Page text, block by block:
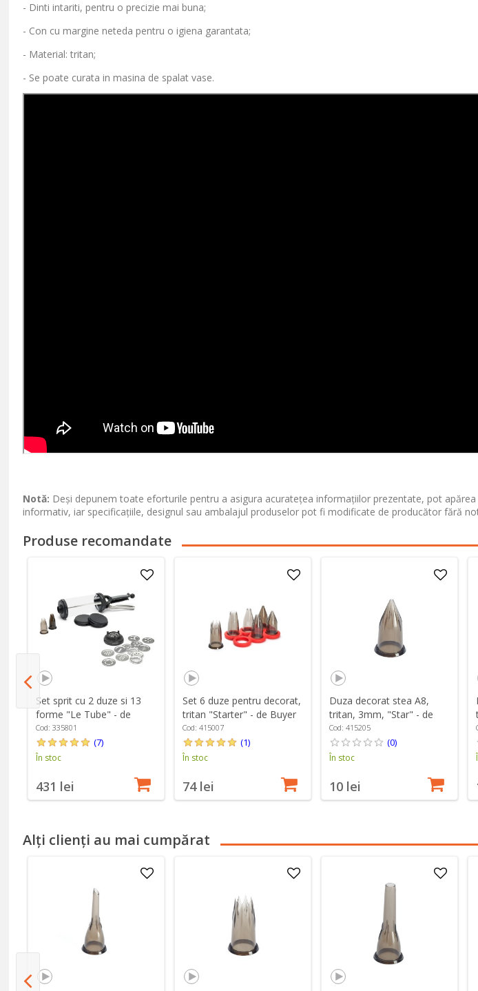
- Dinti intariti, pentru o precizie mai buna;
- Con cu margine neteda pentru o igiena garantata;
- Material: tritan;
- Se poate curata in masina de spalat vase.
Notă: Deși depunem toate eforturile pentru a asigura acuratețea informațiilor prezentate, pot
informativ, iar specificațiile, designul sau ambalajul produselor pot fi modificate de producător fără
Produse recomandate
Set sprit cu 2 duze si 13
forme "Le Tube" - de
Buyer
Cod: 335801
(7)
În stoc
431 lei
Set 6 duze pentru decorat,
tritan "Starter" - de Buyer
Cod: 415007
(1)
În stoc
74 lei
Duza decorat stea A8,
tritan, 3mm, "Star" - de
Buyer
Cod: 415205
(0)
În stoc
10 lei
Alți clienți au mai cumpărat